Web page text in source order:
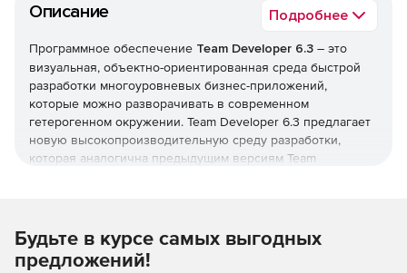
Описание Подробнее
Программное обеспечение Team Developer 6.3 – это
визуальная, объектно-ориентированная среда быстрой
разработки многоуровневых бизнес-приложений,
которые можно разворачивать в современном
гетерогенном окружении. Team Developer 6.3 предлагает
новую высокопроизводительную среду разработки,
которая аналогична предыдущим версиям Team
Team Developer 6.3 позволяет партнерам и клиентам
Будьте в курсе самых выгодных
предложений!